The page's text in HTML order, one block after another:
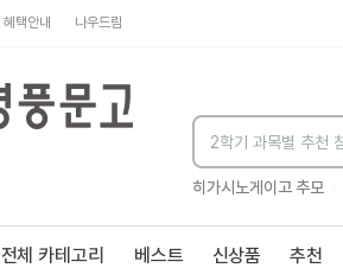
혜택안내 나우드림
히가시노게이고 추모
전체 카테고리 베스트 신상품 추천